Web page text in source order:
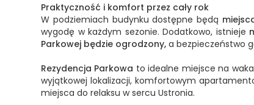
Praktyczność i komfort przez cały rok
W podziemiach budynku dostępne będą
wygodę w każdym sezonie. Dodatkowo, istnieje
Parkowej będzie ogrodzony, a bezpieczeństwo
Rezydencja Parkowa to idealne miejsce na
wyjątkowej lokalizacji, komfortowym
miejsca do relaksu w sercu Ustronia.